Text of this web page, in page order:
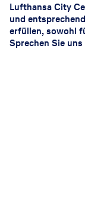
Lufthansa City
und
erfüllen, sowohl
Sprechen Sie uns